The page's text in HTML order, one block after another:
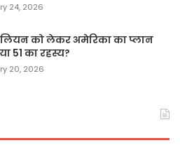
24, 2026
को लेकर अमेरिका का प्लान
51 का रहस्य?
20, 2026